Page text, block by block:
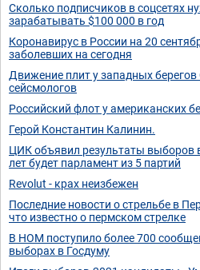
Сколько подписчиков в соцсетях
зарабатывать $100 000 в год
Коронавирус в России на 20
заболевших на сегодня
Движение плит у западных
сейсмологов
Российский флот у американских
Герой Константин Калинин.
ЦИК объявил результаты выборов
лет будет парламент из 5 партий
Revolut - крах неизбежен
Последние новости о стрельбе в
что известно о пермском стрелке
В НОМ поступило более 700
выборах в Госдуму